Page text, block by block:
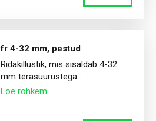
fr 4-32 mm, pestud
Ridakillustik, mis sisaldab 4-32
mm terasuurustega ...
Loe rohkem